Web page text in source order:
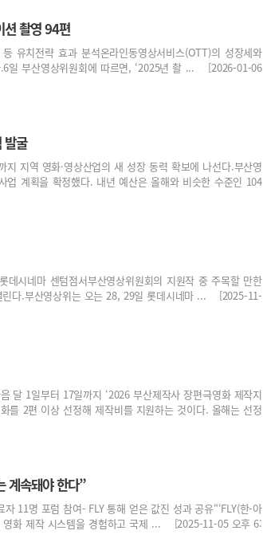
션 촬영 94편
유치전략 효과 분석온라인동영상서비스(OTT)의 성장세와
.6일 부산영상위원회에 따르면, ‘2025년 촬 ... [2026-01-06
발굴
지역 영화·영상산업의 새 성장 동력 확보에 나선다.부산영
업 계획을 확정했다. 내년 예산은 올해와 비슷한 수준인 104
시네마 센텀점서부산영상위원회의 지원작 중 주목할 만한
린다.부산영상위는 오는 28, 29일 롯데시네마 ... [2025-11-
달 1일부터 17일까지 ‘2026 부산제작사 장편극영화 제작지
를 2편 이상 선정해 제작비를 지원하는 것이다. 올해는 선정
계속돼야 한다”
11명 포럼 참여- FLY 통해 얻은 값진 성과 공유“‘FLY(한-아
영화 제작 시스템을 경험하고 국제 ... [2025-11-05 오후 6: